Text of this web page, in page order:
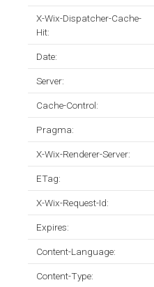
X-Wix-Dispatcher-Cache-
Hit:
Date:
Server:
Cache-Control:
Pragma:
X-Wix-Renderer-Server:
ETag:
X-Wix-Request-Id:
Expires:
Content-Language:
Content-Type: